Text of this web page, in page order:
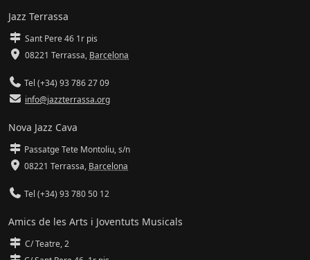
Jazz Terrassa
Sant Pere 46 1r pis
08221 Terrassa, Barcelona
Tel (+34) 93 786 27 09
info@jazzterrassa.org
Nova Jazz Cava
Passatge Tete Montoliu, s/n
08221 Terrassa, Barcelona
Tel (+34) 93 780 50 12
Amics de les Arts i Joventuts Musicals
C/ Teatre, 2